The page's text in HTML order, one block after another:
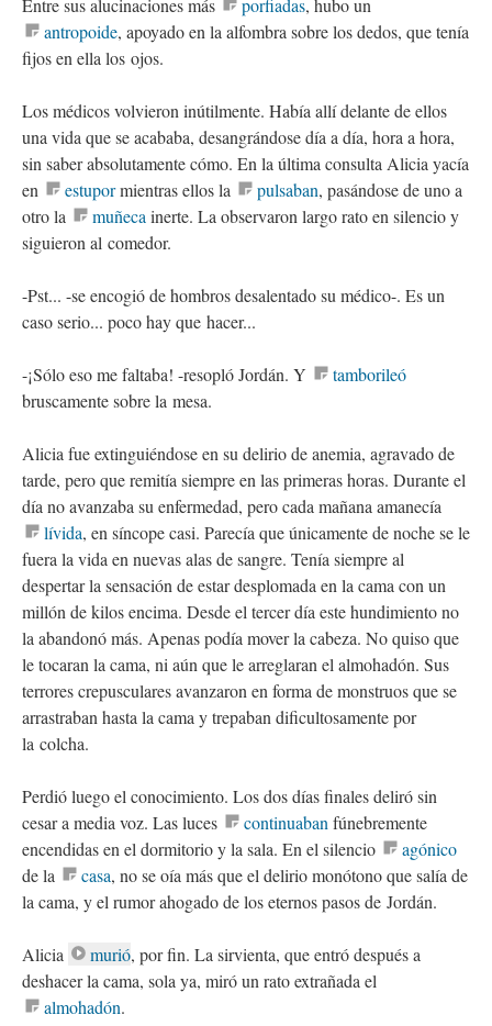
Entre sus alucinaciones más porfiadas, hubo un
antropoide, apoyado en la alfombra sobre los dedos, que tenía
fijos en ella los ojos.
Los médicos volvieron inútilmente. Había allí delante de ellos
una vida que se acababa, desangrándose día a día, hora a hora,
sin saber absolutamente cómo. En la última consulta Alicia yacía
en
estupormientras ellos la pulsaban, pasándose de uno a
otro la
muñecainerte. La observaron largo rato en silencio y
siguieron al comedor.
-Pst... -se encogió de hombros desalentado su médico-. Es un
caso serio... poco hay que hacer...
-¡Sólo eso me faltaba! -resopló Jordán. Y
tamborileó
bruscamente sobre la mesa.
Alicia fue extinguiéndose en su delirio de anemia, agravado de
tarde, pero que remitía siempre en las primeras horas. Durante el
día no avanzaba su enfermedad, pero cada mañana amanecía
lívida, en síncope casi. Parecía que únicamente de noche se le
fuera la vida en nuevas alas de sangre. Tenía siempre al
despertar la sensación de estar desplomada en la cama con un
millón de kilos encima. Desde el tercer día este hundimiento no
la abandonó más. Apenas podía mover la cabeza. No quiso que
le tocaran la cama, ni aún que le arreglaran el almohadón. Sus
terrores crepusculares avanzaron en forma de monstruos que se
arrastraban hasta la cama y trepaban dificultosamente por
la colcha.
Perdió luego el conocimiento. Los dos días finales deliró sin
cesar a media voz. Las luces
continuabanfúnebremente
encendidas en el dormitorio y la sala. En el silencio
agónico
de la
casa, no se oía más que el delirio monótono que salía de
la cama, y el rumor ahogado de los eternos pasos de Jordán.
Alicia murió, por fin. La sirvienta, que entró después a
deshacer la cama, sola ya, miró un rato extrañada el
almohadón.